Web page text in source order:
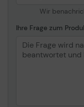
Wir
Ihre Frage zum